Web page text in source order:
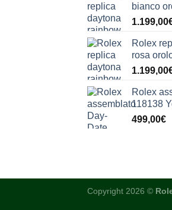
bianco
1.199,00
Rolex
rosa
1.199,00
Rolex
118138
499,00€
Copyright 2026 ©